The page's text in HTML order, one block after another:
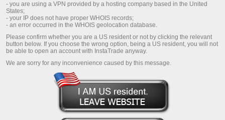
PLATAFORMA DE
NEGOCIAÇÃO INSTAGEAR
- you are using a VPN provided by a hosting company based in the United
States;
- your IP does not have proper WHOIS records;
- an error occurred in the WHOIS geolocation database.
Please confirm whether you are a US resident or not by clicking the relevant
button below. If you choose the wrong option, being a US resident, you will not
be able to open an account with InstaTrade anyway.
We are sorry for any inconvenience caused by this message.